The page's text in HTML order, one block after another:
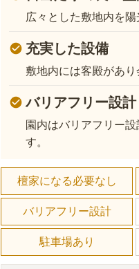
広々とした敷地内を
充実した設備
敷地内には客殿があ
バリアフリー設計
園内はバリアフリー
す。
檀家になる必要なし
バリアフリー設計
駐車場あり